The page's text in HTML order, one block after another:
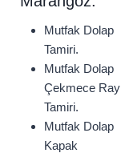
Mutfak Dolap
Tamiri.
Mutfak Dolap
Çekmece Ray
Tamiri.
Mutfak Dolap
Kapak